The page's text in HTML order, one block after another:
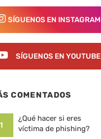
SÍGUENOS EN INSTAGRAM
SÍGUENOS EN YOUTUBE
COMENTADOS
1
¿Qué hacer si eres
víctima de phishing?